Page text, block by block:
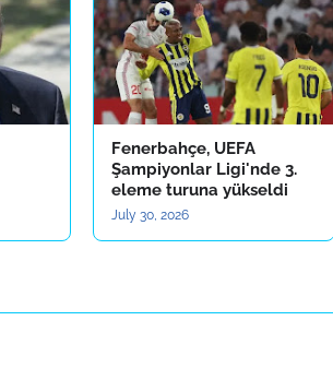
Fenerbahçe, UEFA
Şampiyonlar Ligi'nde 3.
eleme turuna yükseldi
July 30, 2026